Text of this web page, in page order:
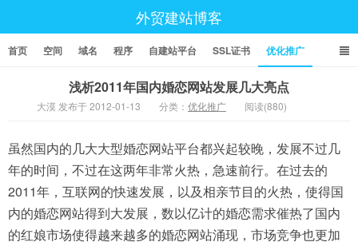
外贸建站博客
首页 空间 域名 程序 自建站平台 SSL证书 优化推广
浅析2011年国内婚恋网站发展几大亮点
大漠 发布于 2012-01-13 分类： 优化推广 阅读(880)
虽然国内的几大大型婚恋网站平台都兴起较晚，发展不过几
年的时间，不过在这两年非常火热，急速前行。在过去的
2011年，互联网的快速发展，以及相亲节目的火热，使得国
内的婚恋网站得到大发展，数以亿计的婚恋需求催热了国内
的红娘市场使得越来越多的婚恋网站涌现，市场竞争也更加